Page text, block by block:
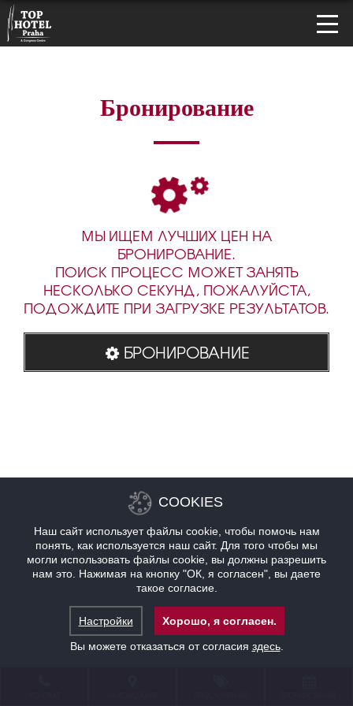
Бронирование
МЫ ИЩЕМ ЛУЧШИХ ЦЕН НА
БРОНИРОВАНИЕ.
ПОИСК ПРОЦЕСС МОЖЕТ ЗАНЯТЬ
НЕСКОЛЬКО СЕКУНД, ПОЖАЛУЙСТА,
ПОДОЖДИТЕ ПРИ ЗАГРУЗКЕ РЕЗУЛЬТАТОВ.
БРОНИРОВАНИЕ
COOKIES
Наш сайт использует файлы cookie, чтобы помочь нам
понять, как используется наш сайт. Для того чтобы мы
могли использовать файлы cookie, вы должны разрешить
нам это. Нажимая на кнопку "ОК, я согласен", вы даете
такое согласие.
Настройки
Хорошо, я согласен.
Вы можете отказаться от согласия здесь.